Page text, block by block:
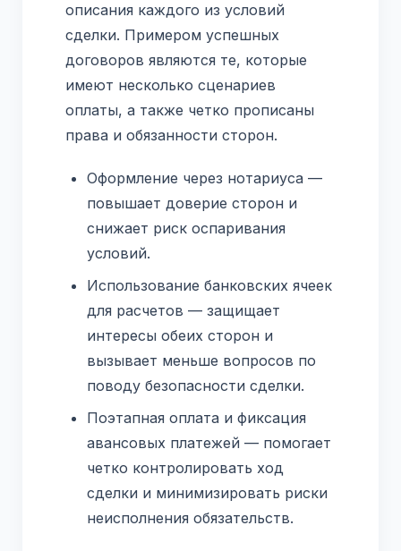
описания каждого из условий
сделки. Примером успешных
договоров являются те, которые
имеют несколько сценариев
оплаты, а также четко прописаны
права и обязанности сторон.
Оформление через нотариуса —
повышает доверие сторон и
снижает риск оспаривания
условий.
Использование банковских ячеек
для расчетов — защищает
интересы обеих сторон и
вызывает меньше вопросов по
поводу безопасности сделки.
Поэтапная оплата и фиксация
авансовых платежей — помогает
четко контролировать ход
сделки и минимизировать риски
неисполнения обязательств.